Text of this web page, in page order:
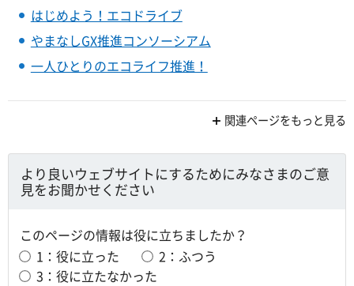
はじめよう！エコドライブ
やまなしGX推進コンソーシアム
一人ひとりのエコライフ推進！
関連ページをもっと見る
より良いウェブサイトにするためにみなさまのご意
見をお聞かせください
このページの情報は役に立ちましたか？
1：役に立った
2：ふつう
3：役に立たなかった